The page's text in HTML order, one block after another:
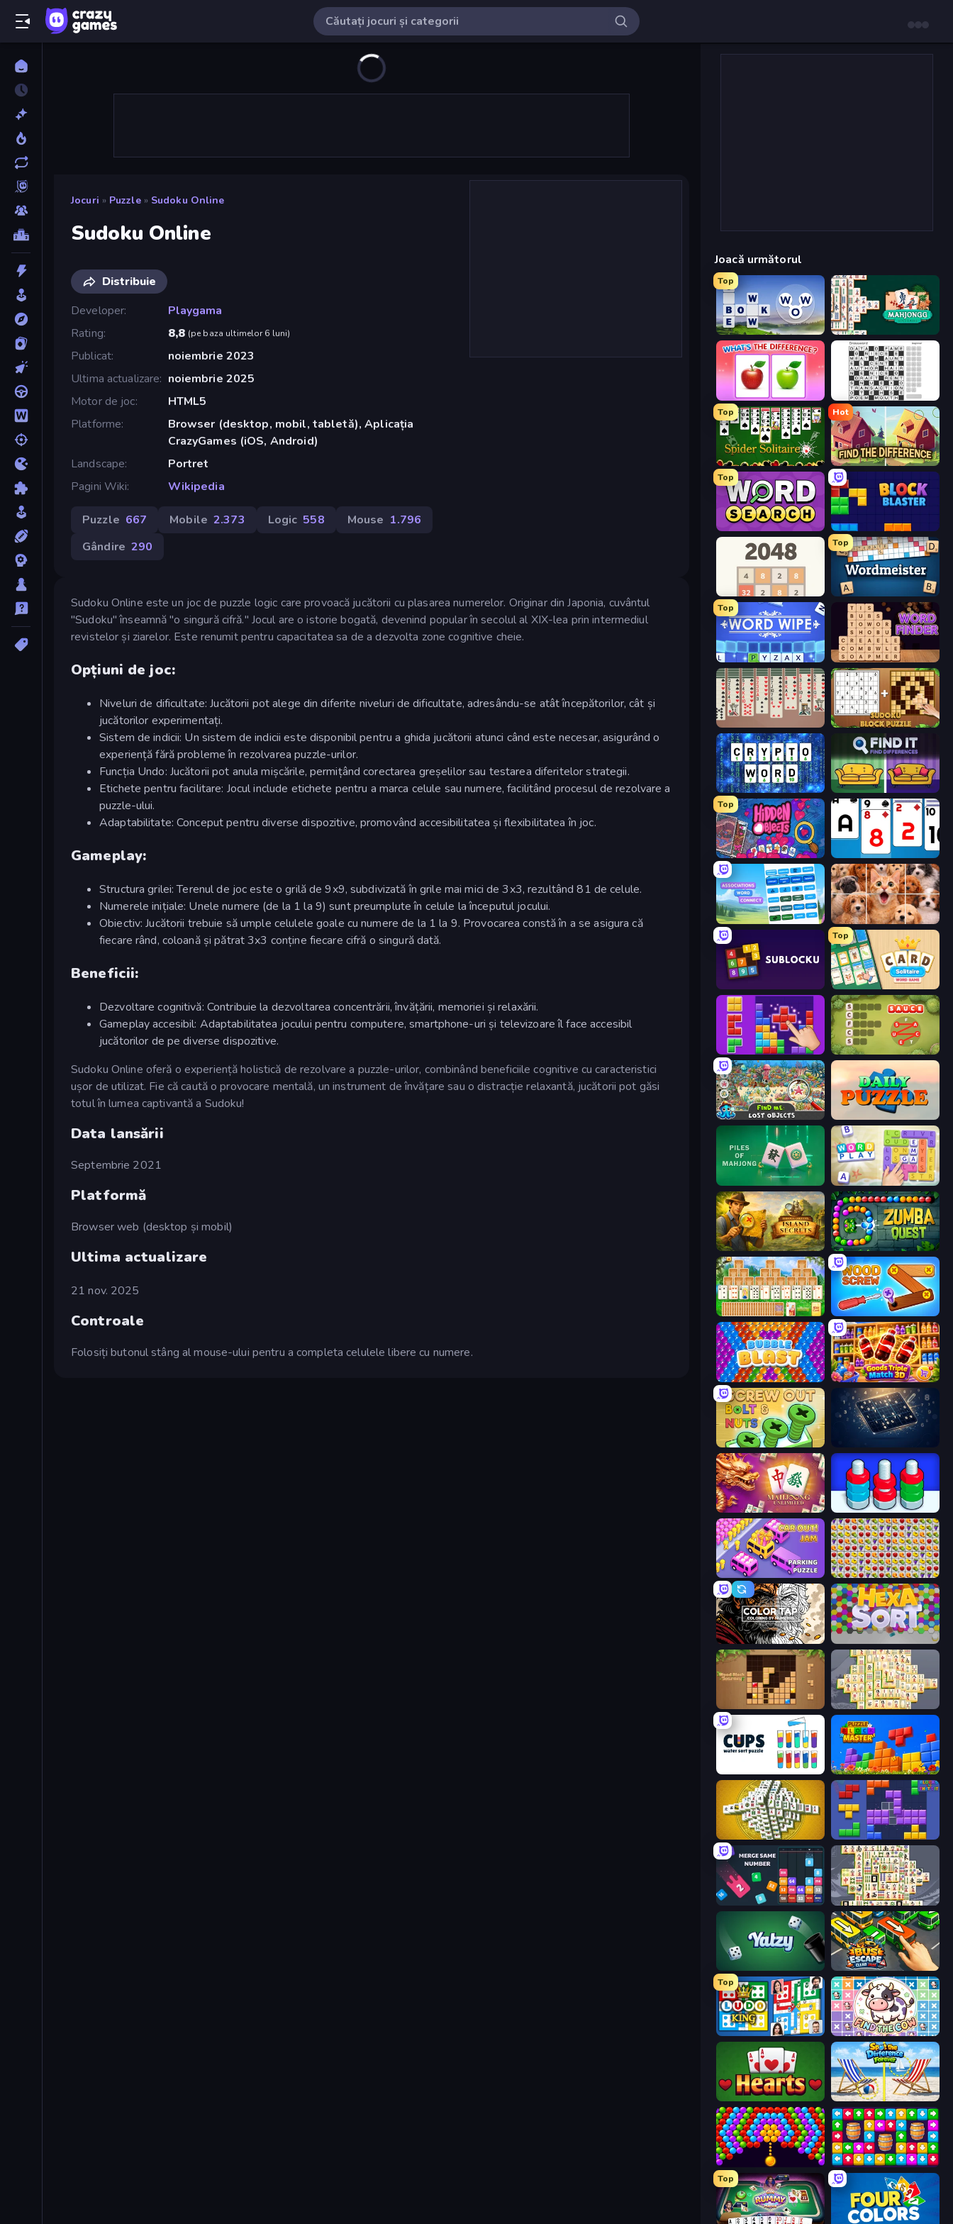
Jocuri » Puzzle » Sudoku Online
Sudoku Online
Distribuie
Developer
Playgama
Rating
8,8 (pe baza ultimelor 6 luni)
Publicat
noiembrie 2023
Ultima actualizare
noiembrie 2025
Motor de joc
HTML5
Platforme
Browser (desktop, mobil, tabletă), Aplicația
CrazyGames (iOS, Android)
Landscape
Portret
Pagini Wiki
Wikipedia
Puzzle 667 Mobile 2.373 Logic 558 Mouse 1.796
Gândire 290
Sudoku Online este un joc de puzzle logic care provoacă jucătorii cu plasarea numerelor. Originar din Japonia, cuvântul
"Sudoku" înseamnă "o singură cifră." Jocul are o istorie bogată, devenind popular în secolul al XIX-lea prin intermediul
revistelor și ziarelor. Este renumit pentru capacitatea sa de a dezvolta zone cognitive cheie.
Opțiuni de joc:
Niveluri de dificultate: Jucătorii pot alege din diferite niveluri de dificultate, adresându-se atât începătorilor, cât și
jucătorilor experimentați.
Sistem de indicii: Un sistem de indicii este disponibil pentru a ghida jucătorii atunci când este necesar, asigurând o
experiență fără probleme în rezolvarea puzzle-urilor.
Funcția Undo: Jucătorii pot anula mișcările, permițând corectarea greșelilor sau testarea diferitelor strategii.
Etichete pentru facilitare: Jocul include etichete pentru a marca celule sau numere, facilitând procesul de rezolvare a
puzzle-ului.
Adaptabilitate: Conceput pentru diverse dispozitive, promovând accesibilitatea și flexibilitatea în joc.
Gameplay:
Structura grilei: Terenul de joc este o grilă de 9x9, subdivizată în grile mai mici de 3x3, rezultând 81 de celule.
Numerele inițiale: Unele numere (de la 1 la 9) sunt preumplute în celule la începutul jocului.
Obiectiv: Jucătorii trebuie să umple celulele goale cu numere de la 1 la 9. Provocarea constă în a se asigura că
fiecare rând, coloană și pătrat 3x3 conține fiecare cifră o singură dată.
Beneficii:
Dezvoltare cognitivă: Contribuie la dezvoltarea concentrării, învățării, memoriei și relaxării.
Gameplay accesibil: Adaptabilitatea jocului pentru computere, smartphone-uri și televizoare îl face accesibil
jucătorilor de pe diverse dispozitive.
Sudoku Online oferă o experiență holistică de rezolvare a puzzle-urilor, combinând beneficiile cognitive cu caracteristici
ușor de utilizat. Fie că caută o provocare mentală, un instrument de învățare sau o distracție relaxantă, jucătorii pot găsi
totul în lumea captivantă a Sudoku!
Data lansării
Septembrie 2021
Platformă
Browser web (desktop și mobil)
Ultima actualizare
21 nov. 2025
Controale
Folosiți butonul stâng al mouse-ului pentru a completa celulele libere cu numere.
Joacă următorul
Top
Words of Wonders Mahjongg Solitaire
What's The Difference? Crossword
Top
Spider Solitaire
Hot
Find The Difference
Top
Daily Word Search Block Blaster
2048
Top
Wordmeister
Top
Word Wipe Word Finder
Spider Solitaire 2 Suits Sudoku Block Puzzle
Cryptoword Find It - Find The Differences
Top
Hidden Objects Social Solitaire
Associations - Word Connect Jigpic Solitaire
Top
BlockBuster Puzzle Crocword
Find Me: Lost Objects
Piles of Mahjong Word Play
Hidden Objects: Island Secrets Zumba Quest
Magic Towers Solitaire Wood Screw: Bolts Puzzle
Bubble Blast Goods Triple Match 3D
Screw Out: Bolts and Nuts
Mahjong Unlimited
Car OUT! Jam Parking Puzzle Same Game Fruit Collapse
Color Tap: Coloring by Numbers
Wood Block Journey Mahjong Online
Cups - Water Sort Puzzle Puzzle Block Master
Mahjong Tower Blocks and that’s it
Drop & Merge the Numbers Mahjong Titans
Bus Escape: Clear Jam
Top
Ludo King Find The Cow
Hearts: Classic Spot the Difference Forever
Bubble Story Tap Away Story
Top